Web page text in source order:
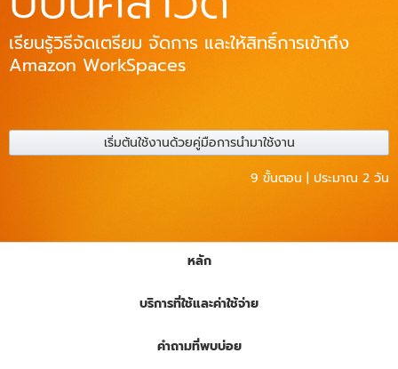
เรียนรู้วิธีจัดเตรียม จัดการ และให้สิทธิ์การเข้าถึง
Amazon WorkSpaces
เริ่มต้นใช้งานด้วยคู่มือการนำมาใช้งาน
9 ขั้นตอน | ประมาณ 2 วัน
หลัก
บริการที่ใช้และค่าใช้จ่าย
คำถามที่พบบ่อย